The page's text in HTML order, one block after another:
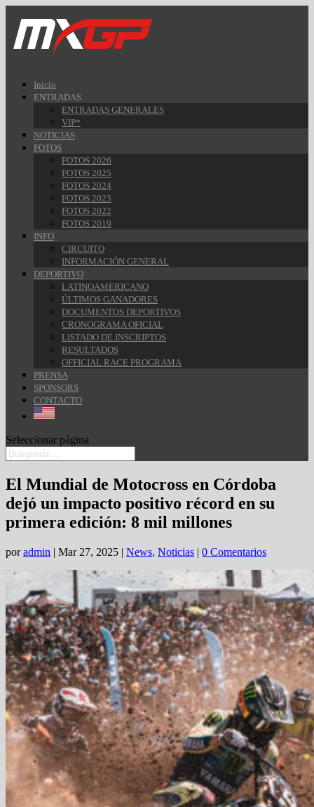
Inicio
ENTRADAS
ENTRADAS GENERALES
VIP*
NOTICIAS
FOTOS
FOTOS 2026
FOTOS 2025
FOTOS 2024
FOTOS 2023
FOTOS 2022
FOTOS 2019
INFO
CIRCUITO
INFORMACIÓN GENERAL
DEPORTIVO
LATINOAMERICANO
ÚLTIMOS GANADORES
DOCUMENTOS DEPORTIVOS
CRONOGRAMA OFICIAL
LISTADO DE INSCRIPTOS
RESULTADOS
OFFICIAL RACE PROGRAMA
PRENSA
SPONSORS
CONTACTO
Seleccionar página
El Mundial de Motocross en Córdoba
dejó un impacto positivo récord en su
primera edición: 8 mil millones
poradmin | Mar 27, 2025 | News, Noticias | 0 Comentarios